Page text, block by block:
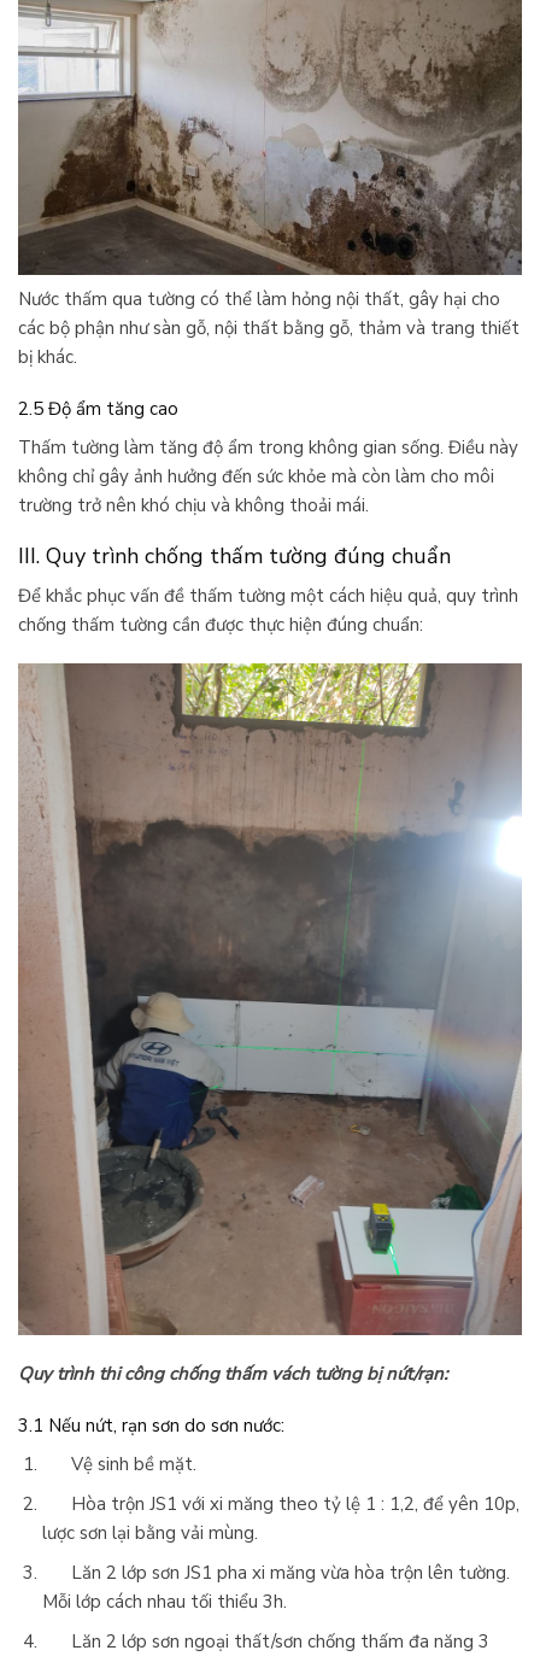
Nước thấm qua tường có thể làm hỏng nội thất, gây hại cho
các bộ phận như sàn gỗ, nội thất bằng gỗ, thảm và trang thiết
bị khác.
2.5 Độ ẩm tăng cao
Thấm tường làm tăng độ ẩm trong không gian sống. Điều này
không chỉ gây ảnh hưởng đến sức khỏe mà còn làm cho môi
trường trở nên khó chịu và không thoải mái.
III. Quy trình chống thấm tường đúng chuẩn
Để khắc phục vấn đề thấm tường một cách hiệu quả, quy trình
chống thấm tường cần được thực hiện đúng chuẩn:
Quy trình thi công chống thấm vách tường bị nứt/rạn:
3.1 Nếu nứt, rạn sơn do sơn nước:
Vệ sinh bề mặt.
Hòa trộn JS1 với xi măng theo tỷ lệ 1 : 1,2, để yên 10p,
lược sơn lại bằng vải mùng.
Lăn 2 lớp sơn JS1 pha xi măng vừa hòa trộn lên tường.
Mỗi lớp cách nhau tối thiểu 3h.
Lăn 2 lớp sơn ngoại thất/sơn chống thấm đa năng 3